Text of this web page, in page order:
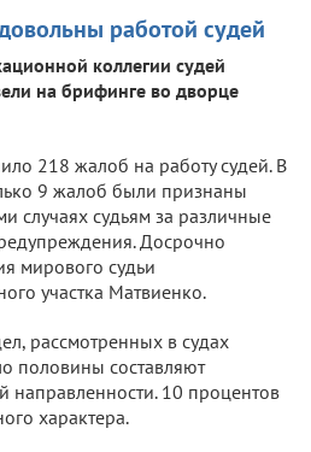
работой судей
коллегии судей
на брифинге во дворце
218 жалоб на работу судей. В
9 жалоб были признаны
случаях судьям за различные
Досрочно
мирового судьи
участка Матвиенко.
рассмотренных в судах
половины составляют
направленности. 10 процентов
характера.